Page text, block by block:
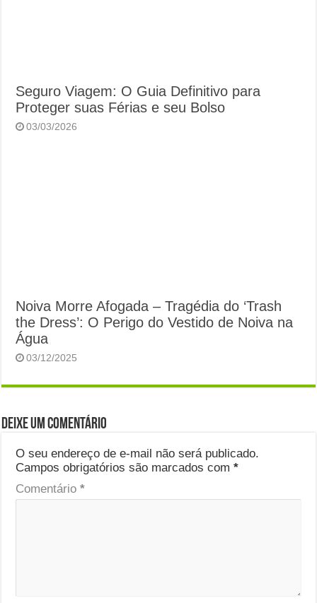
Seguro Viagem: O Guia Definitivo para
Proteger suas Férias e seu Bolso
03/03/2026
Noiva Morre Afogada – Tragédia do ‘Trash
the Dress’: O Perigo do Vestido de Noiva na
Água
03/12/2025
Deixe um comentário
O seu endereço de e-mail não será publicado.
Campos obrigatórios são marcados com*
Comentário*